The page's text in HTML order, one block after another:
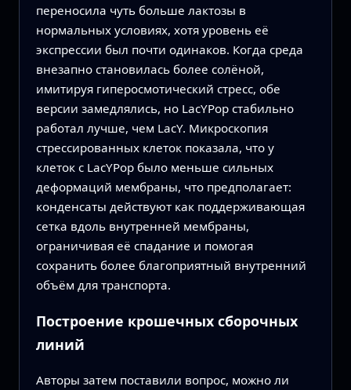
переносила чуть больше лактозы в
нормальных условиях, хотя уровень её
экспрессии был почти одинаков. Когда среда
внезапно становилась более солёной,
имитируя гиперосмотический стресс, обе
версии замедлялись, но LacYPop стабильно
работал лучше, чем LacY. Микроскопия
стрессированных клеток показала, что у
клеток с LacYPop было меньше сильных
деформаций мембраны, что предполагает:
конденсаты действуют как поддерживающая
сетка вдоль внутренней мембраны,
ограничивая её спадание и помогая
сохранить более благоприятный внутренний
объём для транспорта.
Построение крошечных сборочных
линий
Авторы затем поставили вопрос, можно ли